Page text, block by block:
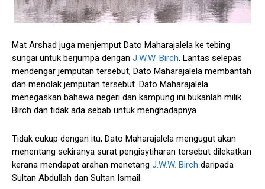
Mat Arshad juga menjemput Dato Maharajalela ke tebing
sungai untuk berjumpa dengan J.W.W. Birch. Lantas selepas
mendengar jemputan tersebut, Dato Maharajalela membantah
dan menolak jemputan tersebut. Dato Maharajalela
menegaskan bahawa negeri dan kampung ini bukanlah milik
Birch dan tidak ada sebab untuk menghadapnya.
Tidak cukup dengan itu, Dato Maharajalela mengugut akan
menentang sekiranya surat pengisytiharan tersebut dilekatkan
kerana mendapat arahan menetang J.W.W. Birch daripada
Sultan Abdullah dan Sultan Ismail.